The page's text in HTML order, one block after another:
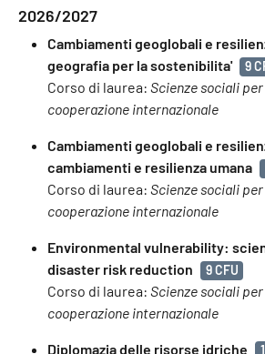
2026/2027
Cambiamenti geoglobali e
geografia per la sostenibilita'
9
Corso di laurea: Scienze sociali
cooperazione internazionale
Cambiamenti geoglobali e
cambiamenti e resilienza umana
Corso di laurea: Scienze sociali
cooperazione internazionale
Environmental vulnerability:
disaster risk reduction
9 CFU
Corso di laurea: Scienze sociali
cooperazione internazionale
Diplomazia delle risorse idriche